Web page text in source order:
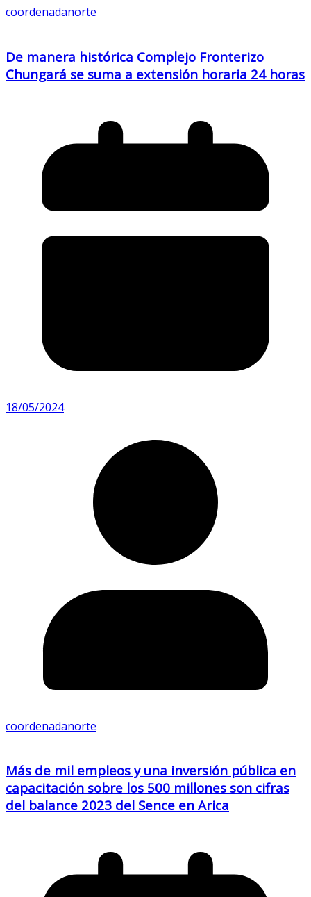
coordenadanorte
De manera histórica Complejo Fronterizo
Chungará se suma a extensión horaria 24 horas
18/05/2024
coordenadanorte
Más de mil empleos y una inversión pública en
capacitación sobre los 500 millones son cifras
del balance 2023 del Sence en Arica